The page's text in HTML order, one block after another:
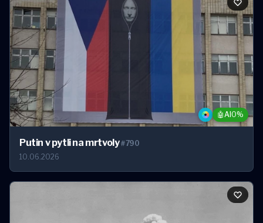
🤖AI 0%
Putin v pytli na mrtvoly#790
10.06.2026